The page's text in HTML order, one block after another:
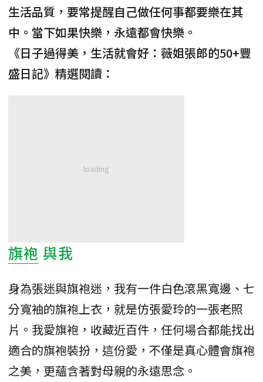
生活品質，要常提醒自己做任何事都要樂在其
中。當下如果快樂，永遠都會快樂。
《日子過得美，生活就會好：薇姐張郎的50+豐
盛日記》精選閱讀：
旗袍 與我
身為張迷與旗袍迷，我有一件白色滾黑寬邊、七
分寬袖的旗袍上衣，就是仿張愛玲的一張老照
片。我愛旗袍，收藏近百件，任何場合都能找出
適合的旗袍裝扮，這份愛，不僅是真心體會旗袍
之美，更蘊含著對母親的永遠思念。